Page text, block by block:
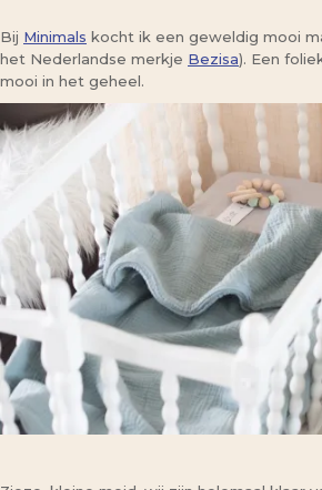
Bij Minimals kocht ik een geweldig mooi
het Nederlandse merkje Bezisa). Een
mooi in het geheel.